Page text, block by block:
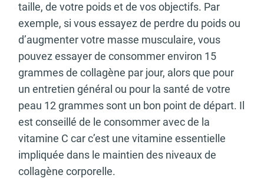
taille, de votre poids et de vos objectifs. Par
exemple, si vous essayez de perdre du poids ou
d’augmenter votre masse musculaire, vous
pouvez essayer de consommer environ 15
grammes de collagène par jour, alors que pour
un entretien général ou pour la santé de votre
peau 12 grammes sont un bon point de départ. Il
est conseillé de le consommer avec de la
vitamine C car c’est une vitamine essentielle
impliquée dans le maintien des niveaux de
collagène corporelle.